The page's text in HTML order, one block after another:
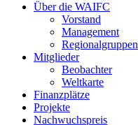
Über die WAIFC
Vorstand
Management
Regionalgruppen
Mitglieder
Beobachter
Weltkarte
Finanzplätze
Projekte
Nachwuchspreis